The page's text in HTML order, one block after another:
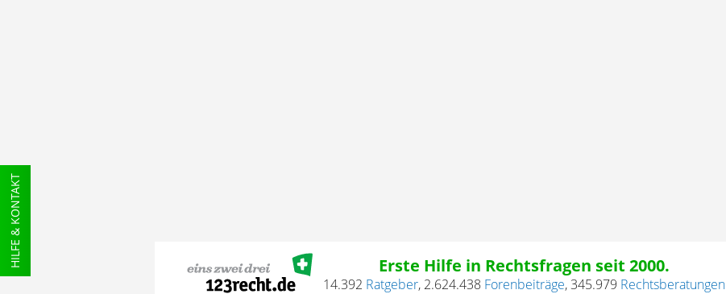
HILFE & KONTAKT Erste Hilfe in Rechtsfragen seit 2000.
14.392 Ratgeber, 2.624.438 Forenbeiträge,345.979 Rechtsberatungen